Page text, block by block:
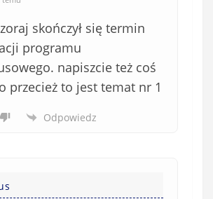
skończył się termin
programu
napiszcie też coś
przecież to jest temat nr 1
Odpowiedz